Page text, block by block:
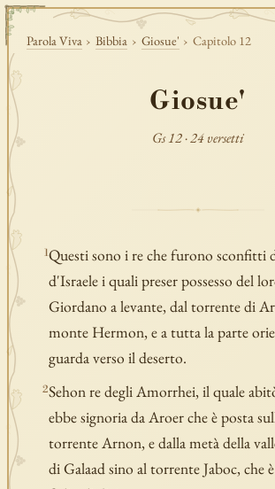
Parola Viva › Bibbia › Giosue' › Capitolo 12
Giosue'
Gs 12 · 24 versetti
1Questi sono i re che furono sconfitti
d'Israele i quali preser possesso del
Giordano a levante, dal torrente di
monte Hermon, e a tutta la parte
guarda verso il deserto.
2Sehon re degli Amorrhei, il quale
ebbe signoria da Aroer che è posta
torrente Arnon, e dalla metà della
di Galaad sino al torrente Jaboc, che